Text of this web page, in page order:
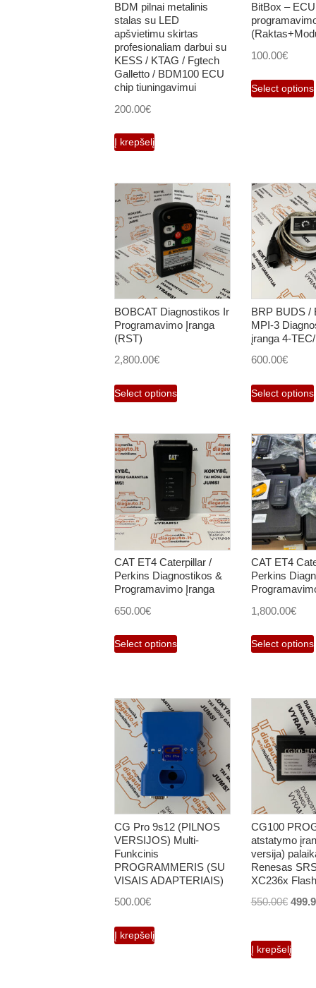
BDM pilnai metalinis
stalas su LED
apšvietimu skirtas
profesionaliam darbui su
KESS / KTAG / Fgtech
Galletto / BDM100 ECU
chip tiuningavimui
200.00€
Į krepšelį
BitBox – ECU
100.00€
Select options
BOBCAT Diagnostikos Ir
Programavimo Įranga
(RST)
2,800.00€
Select options
BRP BUDS /
MPI-3
įranga 4-
600.00€
Select options
CAT ET4 Caterpillar /
Perkins Diagnostikos &
Programavimo Įranga
650.00€
Select options
CAT ET4
Perkins
1,800.00€
Select options
CG Pro 9s12 (PILNOS
VERSIJOS) Multi-
Funkcinis
PROGRAMMERIS (SU
VISAIS ADAPTERIAIS)
500.00€
Į krepšelį
CG100
atstatymo
versija)
Renesas
XC236x
550.00€
was:
Į krepšelį